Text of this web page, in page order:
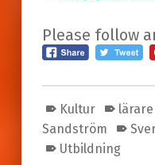
Please follow
Kultur lärare
Sandström
Utbildning